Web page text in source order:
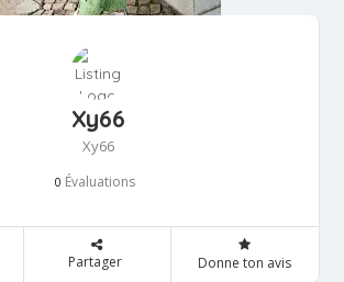
Xy66
Xy66
0 Évaluations
Partager Donne ton avis